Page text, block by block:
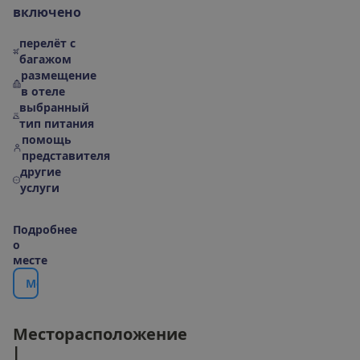
включено
перелёт с
багажом
размещение
в отеле
выбранный
тип питания
помощь
представителя
другие
услуги
Подробнее
о
месте
Ме
Месторасположение